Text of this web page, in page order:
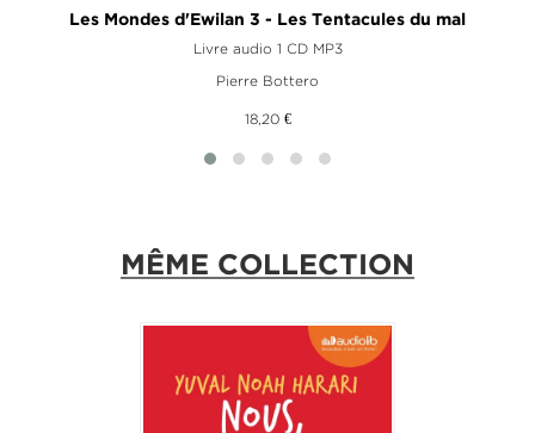
Les Mondes d'Ewilan 3 - Les Tentacules du mal
Livre audio 1 CD MP3
Pierre Bottero
18,20 €
MÊME COLLECTION